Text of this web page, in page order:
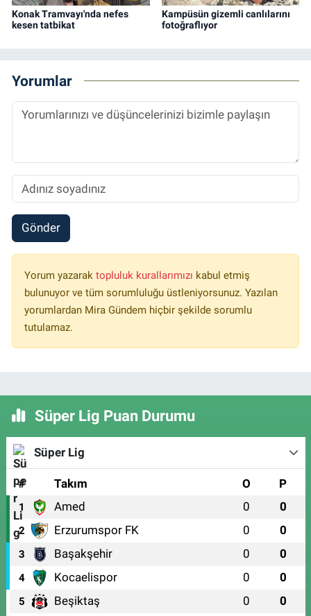
Konak Tramvayı'nda nefes
kesen tatbikat
Kampüsün gizemli canlılarını
fotoğraflıyor
Yorumlar
Gönder
Yorum yazarak topluluk kurallarımızı kabul etmiş
bulunuyor ve tüm sorumluluğu üstleniyorsunuz. Yazılan
yorumlardan Mira Gündem hiçbir şekilde sorumlu
tutulamaz.
Süper Lig Puan Durumu
Süper Lig
# Takım O P
1 Amed 0 0
2 Erzurumspor FK 0 0
3 Başakşehir 0 0
4 Kocaelispor 0 0
5 Beşiktaş 0 0